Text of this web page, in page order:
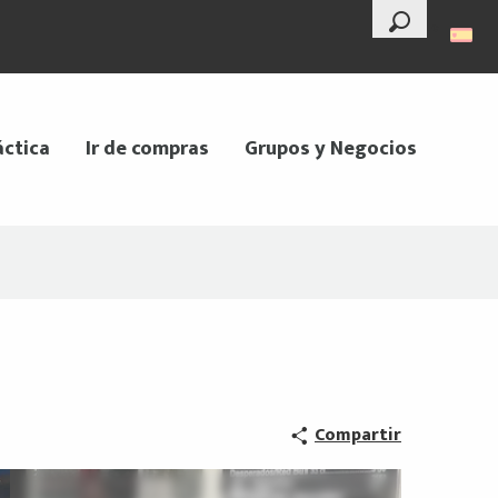
--°
Buscar
Ir de compras Grupos y Negocios
Compartir